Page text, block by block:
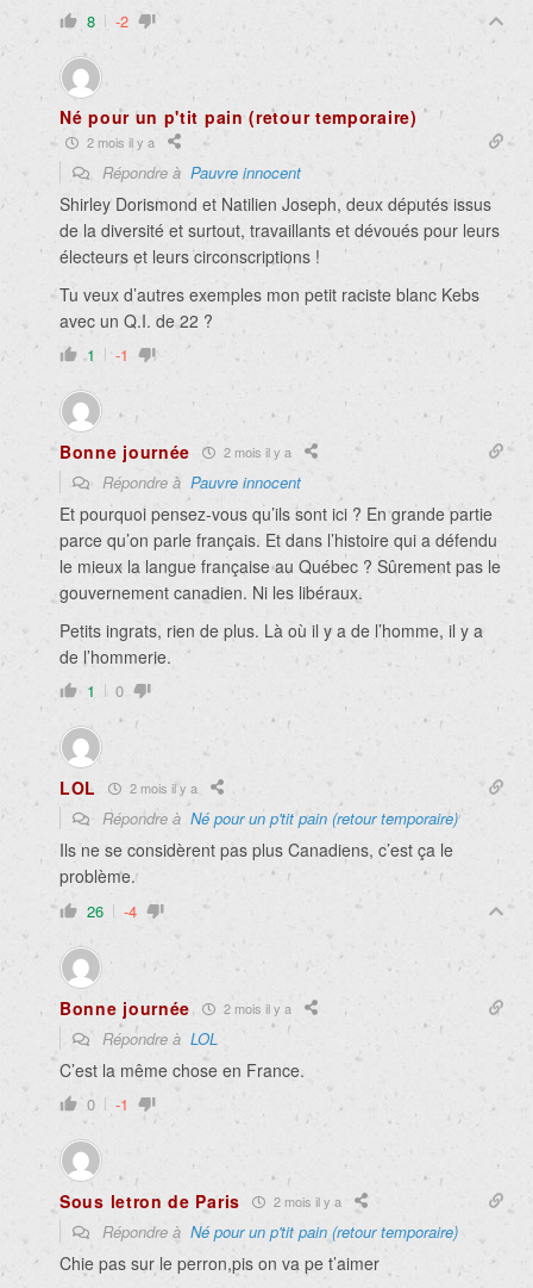
8 -2
Né pour un p'tit pain (retour temporaire)
2 mois il y a
Répondre à Pauvre innocent
Shirley Dorismond et Natilien Joseph, deux députés issus
de la diversité et surtout, travaillants et dévoués pour leurs
électeurs et leurs circonscriptions !
Tu veux d’autres exemples mon petit raciste blanc Kebs
avec un Q.I. de 22 ?
1 -1
Bonne journée 2 mois il y a
Répondre à Pauvre innocent
Et pourquoi pensez-vous qu’ils sont ici ? En grande partie
parce qu’on parle français. Et dans l’histoire qui a défendu
le mieux la langue française au Québec ? Sûrement pas le
gouvernement canadien. Ni les libéraux.
Petits ingrats, rien de plus. Là où il y a de l’homme, il y a
de l’hommerie.
1 0
LOL 2 mois il y a
Répondre à Né pour un p'tit pain (retour temporaire)
Ils ne se considèrent pas plus Canadiens, c’est ça le
problème.
26 -4
Bonne journée 2 mois il y a
Répondre à LOL
C’est la même chose en France.
0 -1
Sous letron de Paris 2 mois il y a
Répondre à Né pour un p'tit pain (retour temporaire)
Chie pas sur le perron,pis on va pe t’aimer